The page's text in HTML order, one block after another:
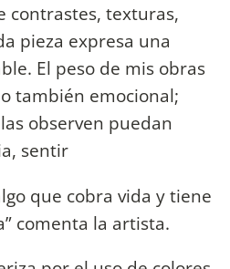
contrastes, texturas,
pieza expresa una
El peso de mis obras
también emocional;
observen puedan
sentir
que cobra vida y tiene
comenta la artista.